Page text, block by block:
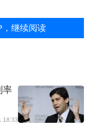
军对伊朗港口的
，会推动核
基点；且随着时
消退，短期内
调控目标。不
继续阅读
率
18:33